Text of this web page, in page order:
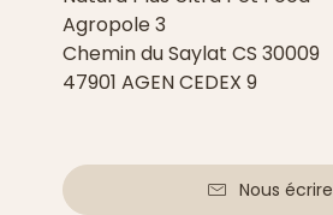
Agropole 3
Chemin du Saylat CS 30009
47901 AGEN CEDEX 9
Nous écrire